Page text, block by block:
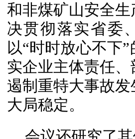
和非煤矿山安全
决贯彻落实省委
以“时时放心不下
实企业主体责任
遏制重特大事故
大局稳定。